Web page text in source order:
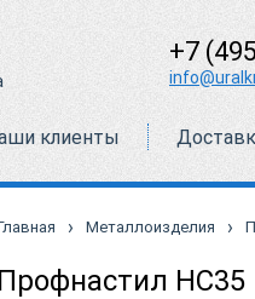
+7
клиенты
› Металлоизделия ›
Профнастил НС35